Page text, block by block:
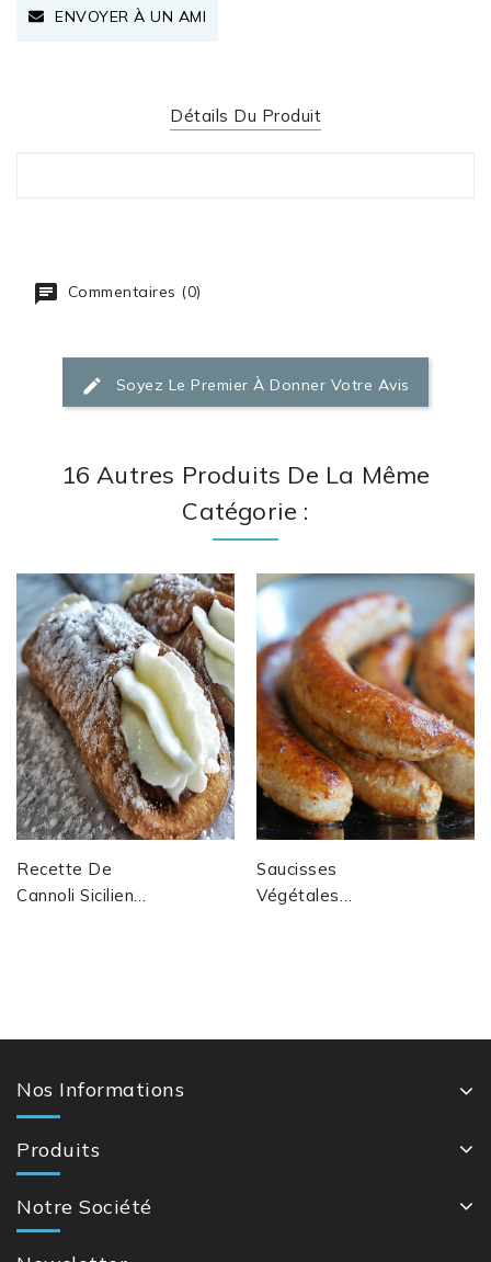
ENVOYER À UN AMI
Détails Du Produit
Commentaires (0)
Soyez Le Premier À Donner Votre Avis
16 Autres Produits De La Même
Catégorie :
Recette De
Cannoli Siciliens
Saucisses
Végétales
Nos Informations
Produits
Notre Société